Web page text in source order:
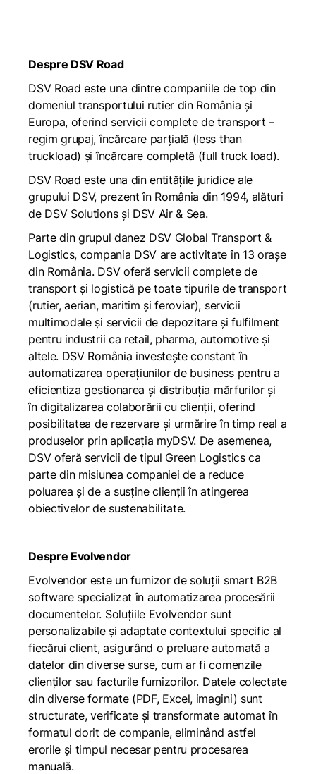
Despre DSV Road
DSV Road este una dintre companiile de top din
domeniul transportului rutier din România și
Europa, oferind servicii complete de transport –
regim grupaj, încărcare parțială (less than
truckload) și încărcare completă (full truck load).
DSV Road este una din entitățile juridice ale
grupului DSV, prezent în România din 1994, alături
de DSV Solutions și DSV Air & Sea.
Parte din grupul danez DSV Global Transport &
Logistics, compania DSV are activitate în 13 orașe
din România. DSV oferă servicii complete de
transport și logistică pe toate tipurile de transport
(rutier, aerian, maritim și feroviar), servicii
multimodale și servicii de depozitare și fulfilment
pentru industrii ca retail, pharma, automotive și
altele. DSV România investește constant în
automatizarea operațiunilor de business pentru a
eficientiza gestionarea și distribuția mărfurilor și
în digitalizarea colaborării cu clienții, oferind
posibilitatea de rezervare și urmărire în timp real a
produselor prin aplicația myDSV. De asemenea,
DSV oferă servicii de tipul Green Logistics ca
parte din misiunea companiei de a reduce
poluarea și de a susține clienții în atingerea
obiectivelor de sustenabilitate.
Despre Evolvendor
Evolvendor este un furnizor de soluții smart B2B
software specializat în automatizarea procesării
documentelor. Soluțiile Evolvendor sunt
personalizabile și adaptate contextului specific al
fiecărui client, asigurând o preluare automată a
datelor din diverse surse, cum ar fi comenzile
clienților sau facturile furnizorilor. Datele colectate
din diverse formate (PDF, Excel, imagini) sunt
structurate, verificate și transformate automat în
formatul dorit de companie, eliminând astfel
erorile și timpul necesar pentru procesarea
manuală.